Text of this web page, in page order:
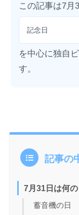
この記事は7月
記念日
を中心に独自
す。
記事の
7月31日は何の
蓄音機の日